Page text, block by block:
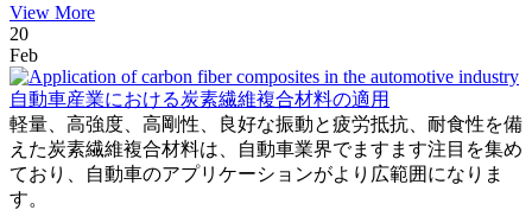
View More
20
Feb
自動車産業における炭素繊維複合材料の適用
軽量、高強度、高剛性、良好な振動と疲労抵抗、耐食性を備
えた炭素繊維複合材料は、自動車業界でますます注目を集め
ており、自動車のアプリケーションがより広範囲になりま
す。